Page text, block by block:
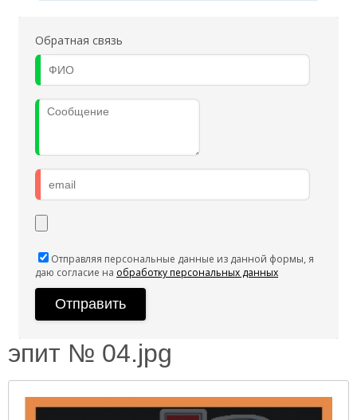
Обратная связь
Отправляя персональные данные из данной формы, я
даю согласие на обработку персональных данных
эпит № 04.jpg